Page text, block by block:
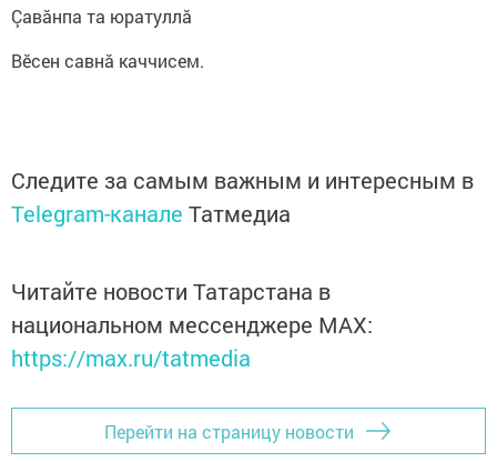
Çавӑнпа та юратуллӑ
Вӗсен савнӑ каччисем.
Следите за самым важным и интересным в
Telegram-канале Татмедиа
Читайте новости Татарстана в
национальном мессенджере MАХ:
https://max.ru/tatmedia
Перейти на страницу новости